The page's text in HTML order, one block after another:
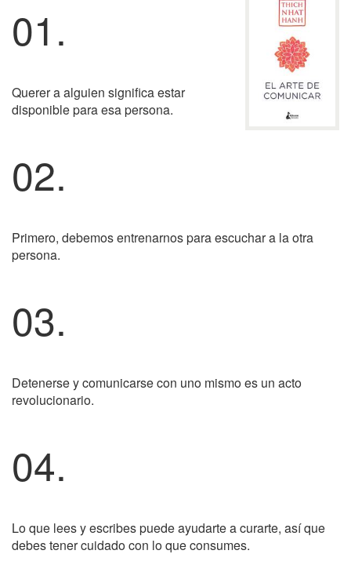
01.
Querer a alguien significa estar
disponible para esa persona.
02.
Primero, debemos entrenarnos para escuchar a la otra
persona.
03.
Detenerse y comunicarse con uno mismo es un acto
revolucionario.
04.
Lo que lees y escribes puede ayudarte a curarte, así que
debes tener cuidado con lo que consumes.